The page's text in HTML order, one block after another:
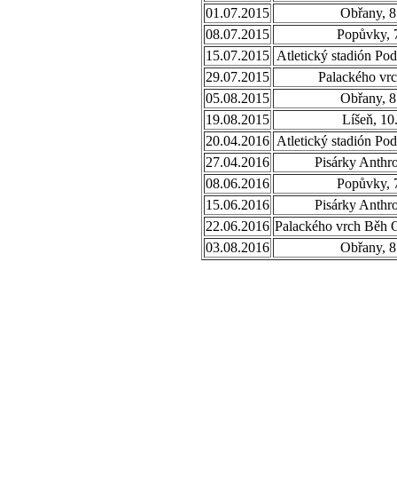
01.07.2015
Obřany,
08.07.2015
Popůvky,
15.07.2015 Atletický stadión
29.07.2015
Palackého
05.08.2015
Obřany,
19.08.2015
Líšeň,
20.04.2016 Atletický stadión
27.04.2016
Pisárky
08.06.2016
Popůvky,
15.06.2016
Pisárky
22.06.2016 Palackého vrch Běh
03.08.2016
Obřany,